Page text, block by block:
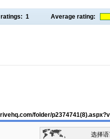
1 Average rating:
folder/
选择